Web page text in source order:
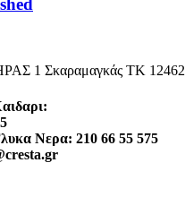
1 Σκαραμαγκάς ΤΚ 12462
Νερα: 210 66 55 575